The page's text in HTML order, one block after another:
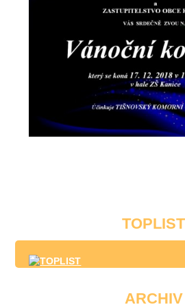
TOPLIST
ARCHIV